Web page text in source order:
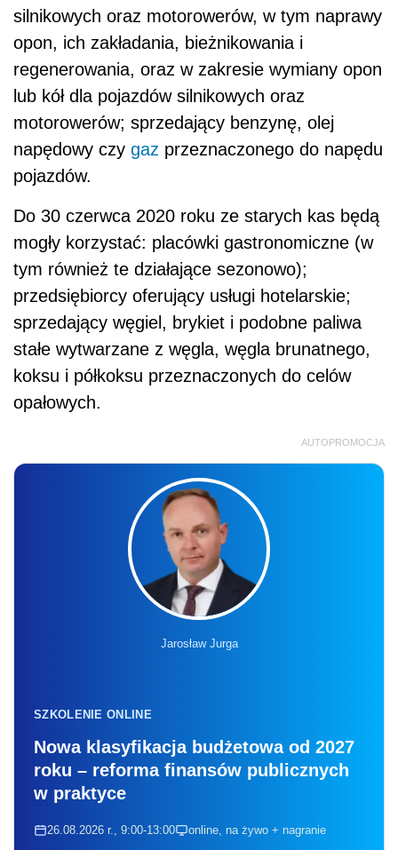
silnikowych oraz motorowerów, w tym naprawy
opon, ich zakładania, bieżnikowania i
regenerowania, oraz w zakresie wymiany opon
lub kół dla pojazdów silnikowych oraz
motorowerów; sprzedający benzynę, olej
napędowy czy gaz przeznaczonego do napędu
pojazdów.
Do 30 czerwca 2020 roku ze starych kas będą
mogły korzystać: placówki gastronomiczne (w
tym również te działające sezonowo);
przedsiębiorcy oferujący usługi hotelarskie;
sprzedający węgiel, brykiet i podobne paliwa
stałe wytwarzane z węgla, węgla brunatnego,
koksu i półkoksu przeznaczonych do celów
opałowych.
AUTOPROMOCJA
Jarosław Jurga
SZKOLENIE ONLINE
Nowa klasyfikacja budżetowa od 2027
roku – reforma finansów publicznych
w praktyce
26.08.2026 r., 9:00-13:00 online, na żywo + nagranie